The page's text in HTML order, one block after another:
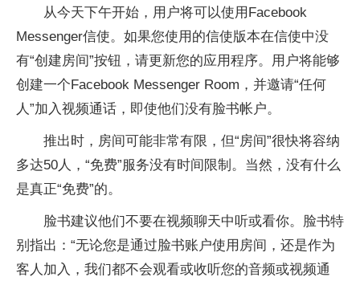
从今天下午开始，用户将可以使用Facebook
Messenger信使。如果您使用的信使版本在信使中没
有“创建房间”按钮，请更新您的应用程序。用户将能够
创建一个Facebook Messenger Room，并邀请“任何
人”加入视频通话，即使他们没有脸书帐户。
推出时，房间可能非常有限，但“房间”很快将容纳
多达50人，“免费”服务没有时间限制。当然，没有什么
是真正“免费”的。
脸书建议他们不要在视频聊天中听或看你。脸书特
别指出：“无论您是通过脸书账户使用房间，还是作为
客人加入，我们都不会观看或收听您的音频或视频通